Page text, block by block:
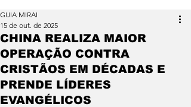
CHINA REALIZA MAIOR
OPERAÇÃO CONTRA
CRISTÃOS EM DÉCADAS E
PRENDE LÍDERES
EVANGÉLICOS
GUIA MIRAI
15 de out. de 2025